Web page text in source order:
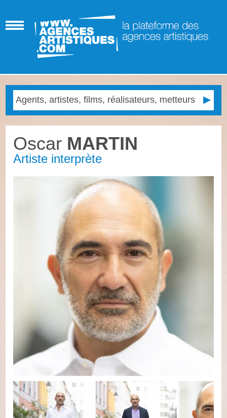
Oscar MARTIN
Artiste interprète